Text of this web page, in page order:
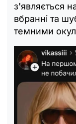
з'являється
вбранні та
темними